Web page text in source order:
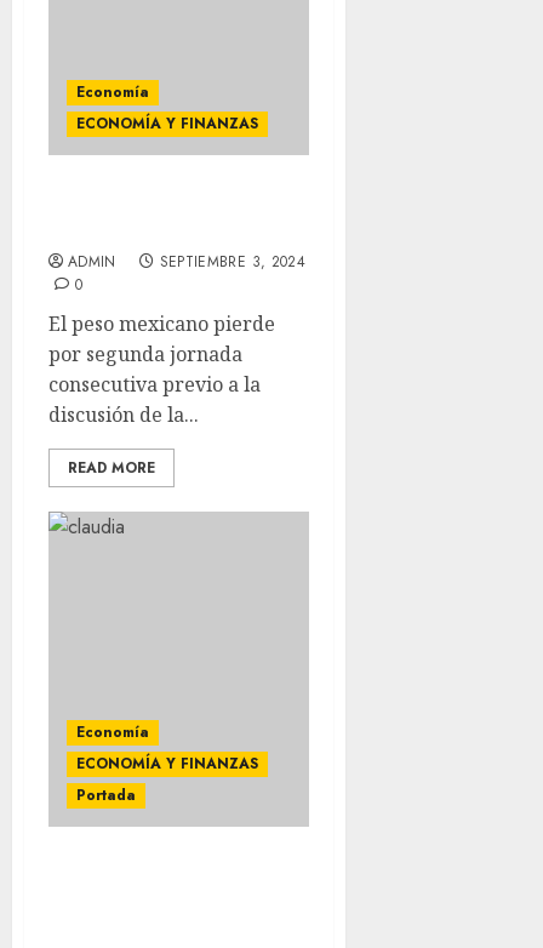
Economía
ECONOMÍA Y FINANZAS
ADMIN
SEPTIEMBRE 3, 2024
0
El peso mexicano pierde
por segunda jornada
consecutiva previo a la
discusión de la...
READ MORE
Economía
ECONOMÍA Y FINANZAS
Portada